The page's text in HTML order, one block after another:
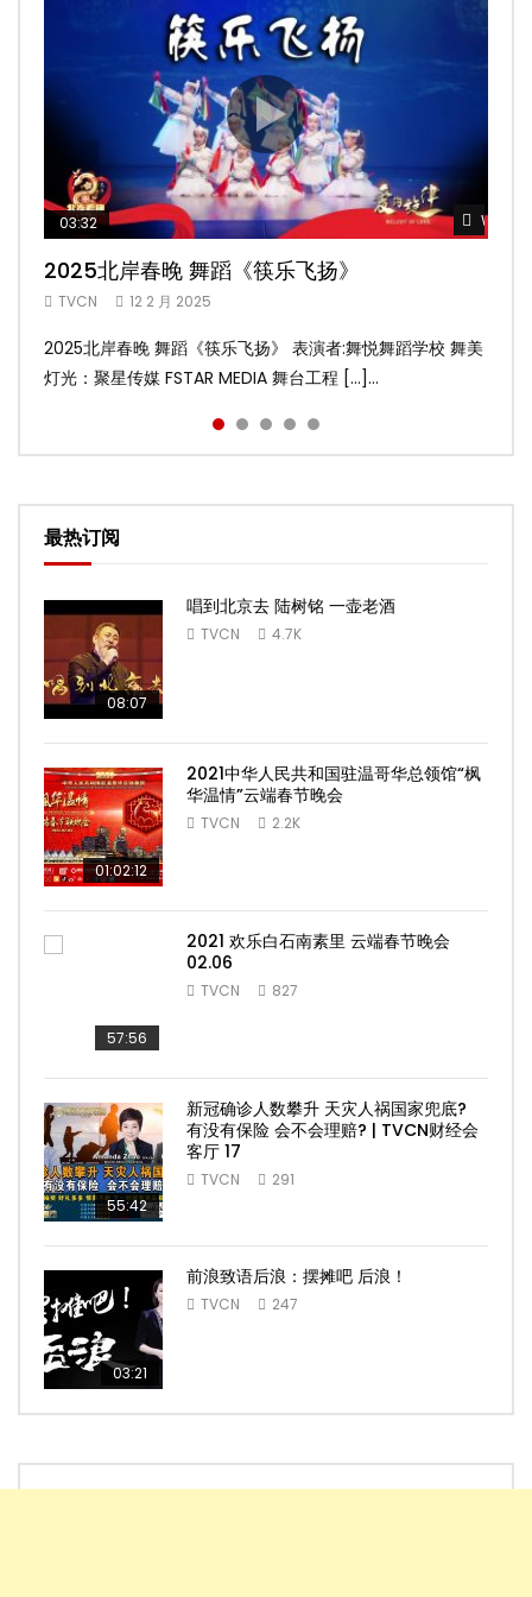
Watch
03:32
2025北岸春晚 舞蹈《筷乐飞扬》
TVCN 12 2 月 2025
2025北岸春晚 舞蹈《筷乐飞扬》 表演者:舞悦舞蹈学校 舞美
灯光：聚星传媒 FSTAR MEDIA 舞台工程 […]...
Watch
02:58
2025北岸春晚 舞蹈《乌兰巴托的夜》
TVCN 12 2 月 2025
2025北岸春晚 舞蹈《乌兰巴托的夜》 表演者:飞扬舞蹈团 舞
美灯光：聚星传媒 FSTAR MEDIA 舞台工 […]...
Watch
04:19
2025北岸春晚 古典舞《雨后》
TVCN 12 2 月 2025
2025北岸春晚 古典舞《雨后》 表演者:洪杰舞蹈学院 舞美灯
光：聚星传媒 FSTAR MEDIA 舞台工程： […]...
Watch
05:13
2025北岸春晚 傣族舞蹈《水的女儿》
TVCN 12 2 月 2025
2025北岸春晚 傣族舞蹈《水的女儿》 表演者:洪杰舞蹈学院
舞美灯光：聚星传媒 FSTAR MEDIA 舞台 […]...
Watch
03:45
2025北岸春晚 舞蹈《十八焕蝶》
TVCN 9 2 月 2025
2025北岸春晚 舞蹈《十八焕蝶》 表演者:舞悦舞蹈学校 舞美
灯光：聚星传媒 FSTAR MEDIA 舞台工程 […]...
最热订阅
08:07
唱到北京去 陆树铭 一壶老酒
TVCN 4.7K
01:02:12
2021中华人民共和国驻温哥华总领馆“枫
华温情”云端春节晚会
TVCN 2.2K
57:56
2021 欢乐白石南素里 云端春节晚会
02.06
TVCN 827
55:42
新冠确诊人数攀升 天灾人祸国家兜底?
有没有保险 会不会理赔? | TVCN财经会
客厅 17
TVCN 291
03:21
前浪致语后浪：摆摊吧 后浪！
TVCN 247